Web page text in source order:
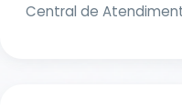
Central de